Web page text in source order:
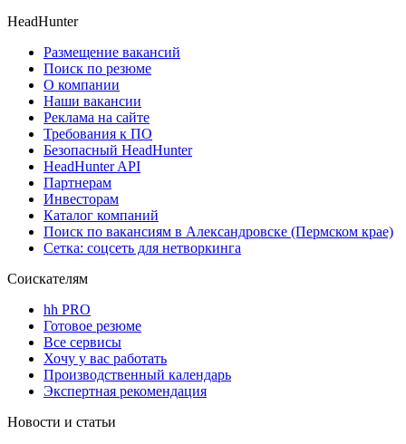
HeadHunter
Размещение вакансий
Поиск по резюме
О компании
Наши вакансии
Реклама на сайте
Требования к ПО
Безопасный HeadHunter
HeadHunter API
Партнерам
Инвесторам
Каталог компаний
Поиск по вакансиям в Александровске (Пермском крае)
Сетка: соцсеть для нетворкинга
Соискателям
hh PRO
Готовое резюме
Все сервисы
Хочу у вас работать
Производственный календарь
Экспертная рекомендация
Новости и статьи